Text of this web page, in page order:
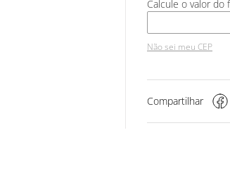
Não sei meu CEP
Compartilhar